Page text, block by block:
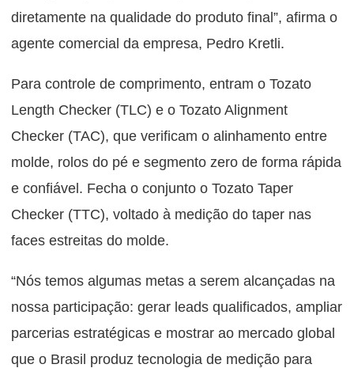
diretamente na qualidade do produto final”, afirma o
agente comercial da empresa, Pedro Kretli.
Para controle de comprimento, entram o Tozato
Length Checker (TLC) e o Tozato Alignment
Checker (TAC), que verificam o alinhamento entre
molde, rolos do pé e segmento zero de forma rápida
e confiável. Fecha o conjunto o Tozato Taper
Checker (TTC), voltado à medição do taper nas
faces estreitas do molde.
“Nós temos algumas metas a serem alcançadas na
nossa participação: gerar leads qualificados, ampliar
parcerias estratégicas e mostrar ao mercado global
que o Brasil produz tecnologia de medição para